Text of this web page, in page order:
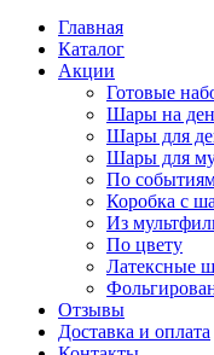
Главная
Каталог
Акции
Готовые
Шары на
Шары для
Шары для
По
Коробка с
Из
По цвету
Латексные
Отзывы
Доставка и оплата